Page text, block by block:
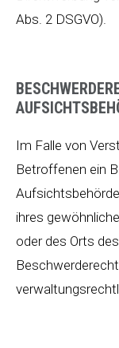
Abs. 2 DSGVO).
Im Falle von
Betroffenen ein
ihres
oder des Orts